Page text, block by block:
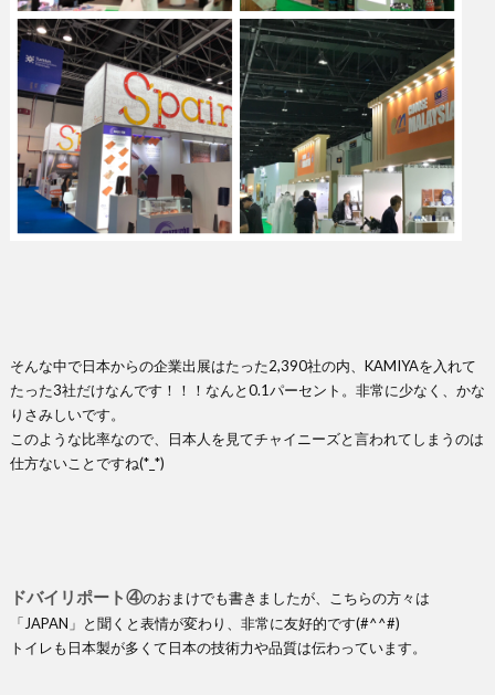
そんな中で日本からの企業出展はたった2,390社の内、KAMIYAを入れて
たった3社だけなんです！！！なんと0.1パーセント。非常に少なく、かな
りさみしいです。
このような比率なので、日本人を見てチャイニーズと言われてしまうのは
仕方ないことですね(*_*)
ドバイリポート④のおまけでも書きましたが、こちらの方々は
「JAPAN」と聞くと表情が変わり、非常に友好的です(#^^#)
トイレも日本製が多くて日本の技術力や品質は伝わっています。